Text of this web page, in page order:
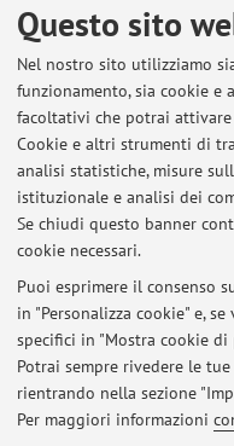
Questo sito
Nel nostro sito utilizziamo
funzionamento, sia cookie
facoltativi che potrai
Cookie e altri strumenti di
analisi statistiche, misure
istituzionale e analisi dei
Se chiudi questo banner
cookie necessari.
Puoi esprimere il consenso
in "Personalizza cookie" e,
specifici in "Mostra cookie di
Potrai sempre rivedere le
rientrando nella sezione
Per maggiori informazioni
ORCID
Orario di ricevimento
Martedì ore 15 presso la
conferma via email)
Al momento